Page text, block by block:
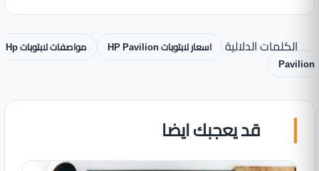
الكلمات الدلالية اسعار لابتوبات HP Pavilion
مواصفات لابتوبات Hp
Pavilion
قد يعجبك ايضا